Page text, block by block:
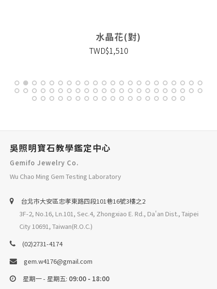
水晶花(對)
TWD$1,510
吳照明寶石教學鑑定中心
Gemifo Jewelry Co.
Wu Chao Ming Gem Testing Laboratory
台北巿大安區忠孝東路四段101巷16號3樓之2
3F-2, No.16, Ln.101, Sec.4, Zhongxiao E. Rd., Da'an Dist., Taipei
City 10691, Taiwan(R.O.C.)
(02)2731-4174
gem.w4176@gmail.com
星期一 - 星期五: 09:00 - 18:00